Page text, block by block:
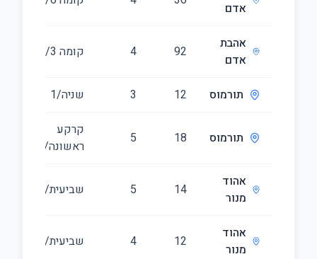
אדם
אהבת
אדם
92
4 קומה ‎3‏/8
תורמוס 12
3 שניה/1
תורמוס 18
5
קרקע
ראשונה/1
אהוד
מנור
14
5 שביעית/10
אהוד
מנור
12
4 שביעית/10